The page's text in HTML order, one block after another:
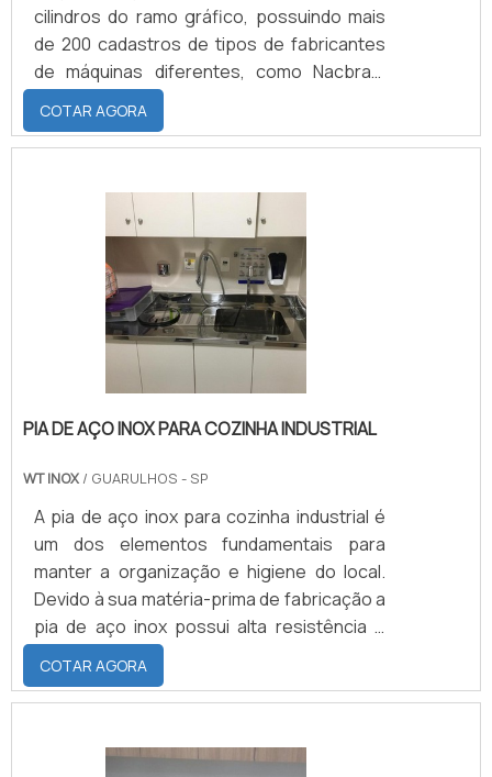
cilindros do ramo gráfico, possuindo mais
de 200 cadastros de tipos de fabricantes
de máquinas diferentes, como Nacbras,
Solna, Adast, Dafferner, e Heidelberg, uma
das mais conhecidas no mercado.SAIBA
MAIS SOBRE ELASTÔMERO NITRILICA O
maior parte das vezes é feito com nitrílica,
podendo variar de acordo com a aplicação
do material. As características do
elastômero Nitrilica são: Du.
COTAR AGORA
PIA DE AÇO INOX PARA COZINHA INDUSTRIAL
WT INOX / GUARULHOS - SP
A pia de aço inox para cozinha industrial é
um dos elementos fundamentais para
manter a organização e higiene do local.
Devido à sua matéria-prima de fabricação a
pia de aço inox possui alta resistência e
durabilidade, características importantes
para a utilização à qual o artefato é
destinado, pois a pia tem a importante
higienização de alimentos, espaço para
COTAR AGORA